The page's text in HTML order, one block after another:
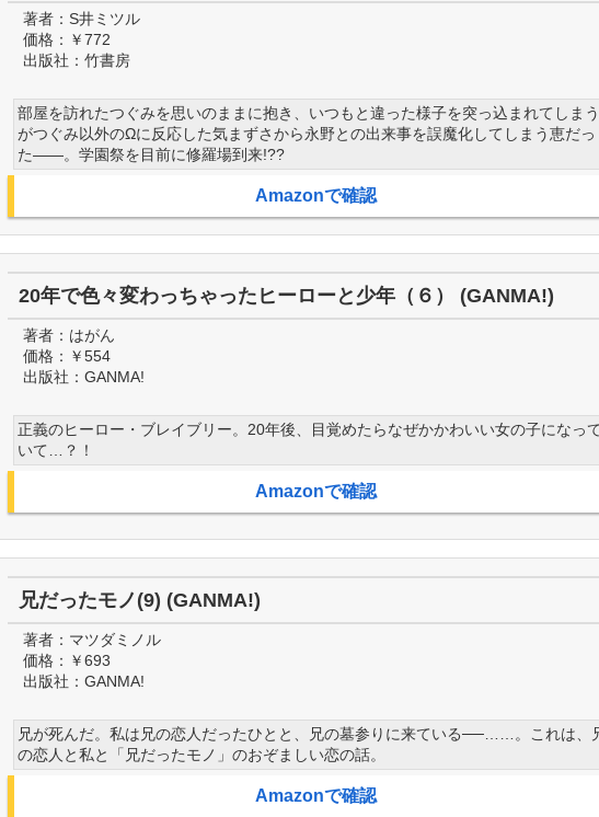
著者： S井ミツル
価格： ￥772
出版社： 竹書房
部屋を訪れたつぐみを思いのままに抱き、いつもと違った様子を突っ込まれてしまう
がつぐみ以外のΩに反応した気まずさから永野との出来事を誤魔化してしまう恵だっ
た――。学園祭を目前に修羅場到来!??
Amazonで確認
20年で色々変わっちゃったヒーローと少年（６） (GANMA!)
著者： はがん
価格： ￥554
出版社： GANMA!
正義のヒーロー・ブレイブリー。20年後、目覚めたらなぜかかわいい女の子になっ
いて…？！
Amazonで確認
兄だったモノ(9) (GANMA!)
著者： マツダミノル
価格： ￥693
出版社： GANMA!
兄が死んだ。私は兄の恋人だったひとと、兄の墓参りに来ている──……。これは、
の恋人と私と「兄だったモノ」のおぞましい恋の話。
Amazonで確認